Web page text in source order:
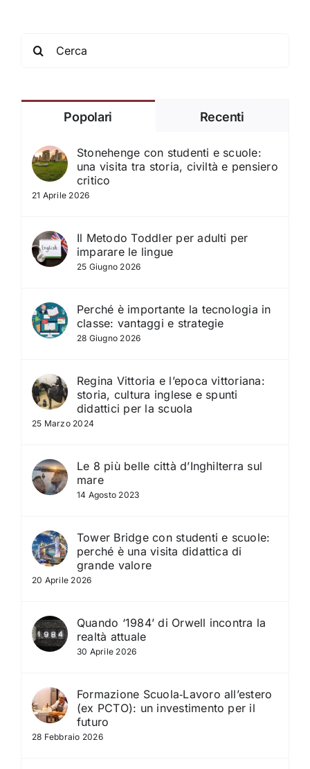
Popolari Recenti
Stonehenge con studenti e scuole:
una visita tra storia, civiltà e pensiero
critico
21 Aprile 2026
Il Metodo Toddler per adulti per
imparare le lingue
25 Giugno 2026
Perché è importante la tecnologia in
classe: vantaggi e strategie
28 Giugno 2026
Regina Vittoria e l’epoca vittoriana:
storia, cultura inglese e spunti
didattici per la scuola
25 Marzo 2024
Le 8 più belle città d’Inghilterra sul
mare
14 Agosto 2023
Tower Bridge con studenti e scuole:
perché è una visita didattica di
grande valore
20 Aprile 2026
Quando ‘1984’ di Orwell incontra la
realtà attuale
30 Aprile 2026
Formazione Scuola‑Lavoro all’estero
(ex PCTO): un investimento per il
futuro
28 Febbraio 2026